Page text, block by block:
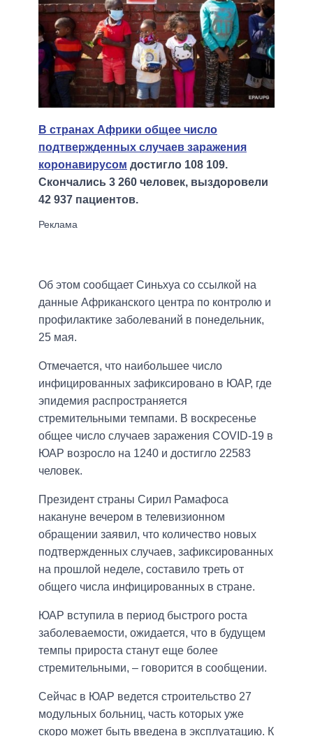
В странах Африки общее число
подтвержденных случаев заражения
коронавирусом достигло 108 109.
Скончались 3 260 человек, выздоровели
42 937 пациентов.
Об этом сообщает Синьхуа со ссылкой на
данные Африканского центра по контролю и
профилактике заболеваний в понедельник,
25 мая.
Отмечается, что наибольшее число
инфицированных зафиксировано в ЮАР, где
эпидемия распространяется
стремительными темпами. В воскресенье
общее число случаев заражения COVID-19 в
ЮАР возросло на 1240 и достигло 22583
человек.
Президент страны Сирил Рамафоса
накануне вечером в телевизионном
обращении заявил, что количество новых
подтвержденных случаев, зафиксированных
на прошлой неделе, составило треть от
общего числа инфицированных в стране.
ЮАР вступила в период быстрого роста
заболеваемости, ожидается, что в будущем
темпы прироста станут еще более
стремительными, – говорится в сообщении.
Сейчас в ЮАР ведется строительство 27
модульных больниц, часть которых уже
скоро может быть введена в эксплуатацию. К